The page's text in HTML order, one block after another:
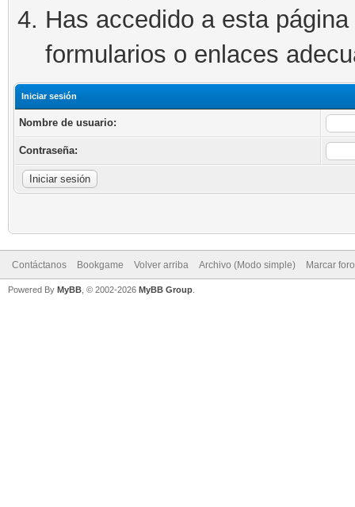
Has accedido a esta
formularios o enlaces
Iniciar sesión
Nombre de usuario:
Contraseña:
Contáctanos Bookgame Volver arriba Archivo (Modo simple) Marcar
Powered By MyBB , © 2002-2026 MyBB Group